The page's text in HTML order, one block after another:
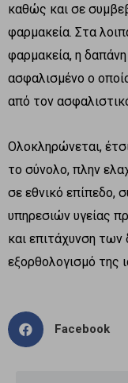
καθώς και σε
φαρμακεία. Στα
φαρμακεία, η
ασφαλισμένο ο
από τον
Ολοκληρώνεται,
το σύνολο, πλην
σε εθνικό επίπεδο,
υπηρεσιών υγείας
και επιτάχυνση των
εξορθολογισμό της
Facebook